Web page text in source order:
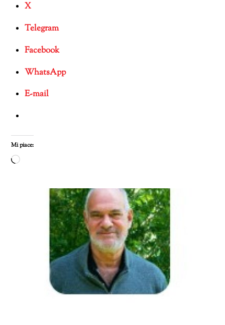
X
Telegram
Facebook
WhatsApp
E-mail
Mi piace:
Caricamento